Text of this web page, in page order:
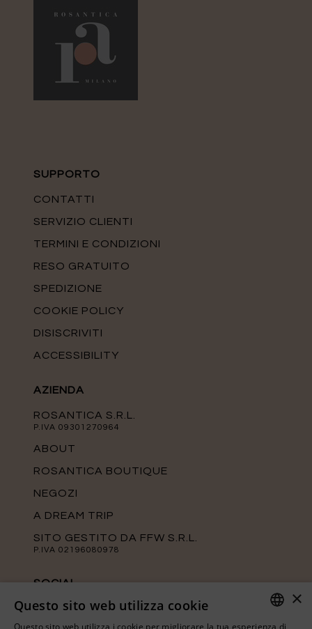
SUPPORTO
CONTATTI
SERVIZIO CLIENTI
TERMINI E CONDIZIONI
RESO GRATUITO
SPEDIZIONE
COOKIE POLICY
DISISCRIVITI
ACCESSIBILITY
AZIENDA
ROSANTICA S.R.L.
P.IVA 09301270964
ABOUT
ROSANTICA BOUTIQUE
NEGOZI
A DREAM TRIP
SITO GESTITO DA FFW S.R.L.
P.IVA 02196080978
SOCIAL
Tieniti aggiornato sulle ultime novità di
×
Questo sito web utilizza cookie
Questo sito web utilizza i cookie per migliorare la tua esperienza di